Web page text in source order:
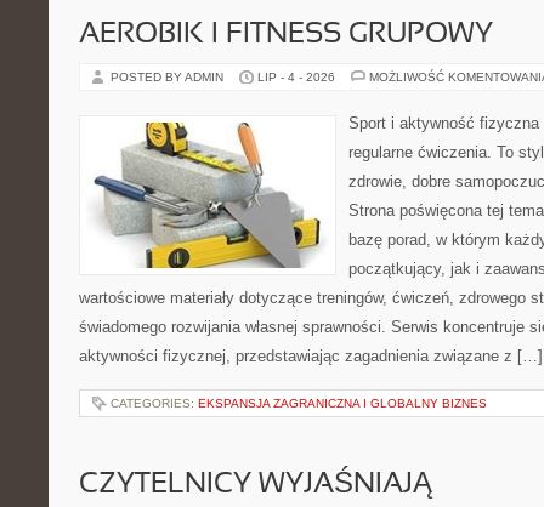
AEROBIK I FITNESS GRUPOWY
POSTED BY ADMIN LIP - 4 - 2026 MOŻLIWOŚĆ
Sport i aktywność
regularne ćwiczenia. To
zdrowie, dobre
Strona poświęcona tej
bazę porad, w którym
początkujący, jak i
wartościowe materiały dotyczące treningów, ćwiczeń, zdrowego
świadomego rozwijania własnej sprawności. Serwis koncentruje
aktywności fizycznej, przedstawiając zagadnienia związane z […]
CATEGORIES: EKSPANSJA ZAGRANICZNA I GLOBALNY BIZNES
CZYTELNICY WYJAŚNIAJĄ